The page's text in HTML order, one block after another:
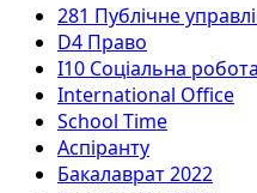
281 Публічне
D4 Право
I10 Соціальна
International Office
School Time
Аспіранту
Бакалаврат 2022